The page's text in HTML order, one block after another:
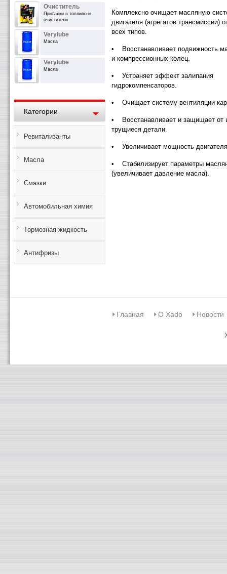
Очиститель
Присадки в топливо и
очистители
Verylube
Масла
Verylube
Масла
Категории
Ревитализанты
Масла
Смазки
Автомобильная химия
Тормозная жидкость
Антифризы
Комплексно очищает масляную
двигателя (агрегатов трансмиссии)
всех типов.
• Восстанавливает подвижность
и компрессионных колец.
• Устраняет эффект залипания
гидрокомпенсаторов.
• Очищает систему вентиляции
• Восстанавливает и защищает от
трущиеся детали.
• Увеличивает мощность
• Стабилизирует параметры
(увеличивает давление масла).
Главная О Xado Новости